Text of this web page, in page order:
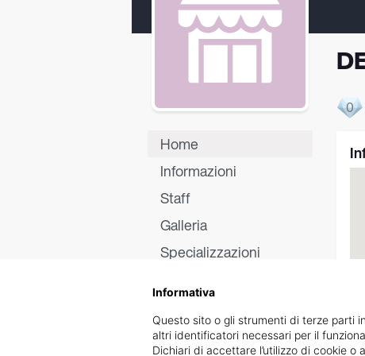
Home
Informazioni
Staff
Galleria
Specializzazioni
0
Informativa
Questo sito o gli strumenti di terze parti
altri identificatori necessari per il
Dichiari di accettare l’utilizzo di cookie